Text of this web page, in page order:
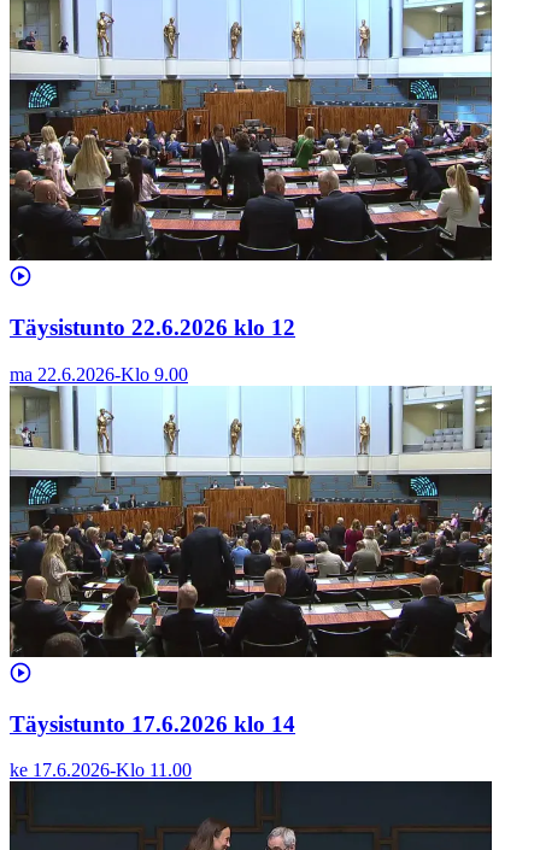
Täysistunto 22.6.2026 klo 12
ma 22.6.2026-Klo 9.00
Täysistunto 17.6.2026 klo 14
ke 17.6.2026-Klo 11.00